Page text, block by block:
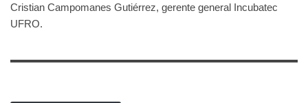
Cristian Campomanes Gutiérrez, gerente general Incubatec
UFRO.